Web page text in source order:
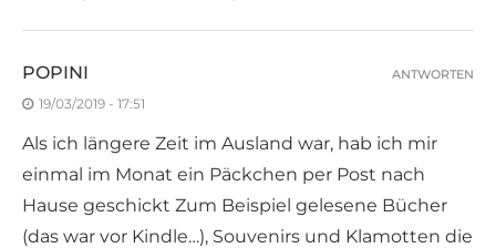
POPINI
19/03/2019 - 17:51
Als ich längere Zeit im Ausland war, hab ich mir
einmal im Monat ein Päckchen per Post nach
Hause geschickt Zum Beispiel gelesene Bücher
(das war vor Kindle…), Souvenirs und Klamotten die
ANTWORTEN